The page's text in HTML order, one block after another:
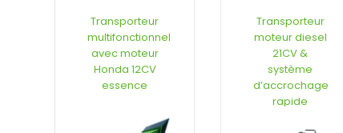
Transporteur
multifonctionnel
avec moteur
Honda 12CV
essence
Transporteur
moteur diesel
21CV &
système
d’accrochage
rapide